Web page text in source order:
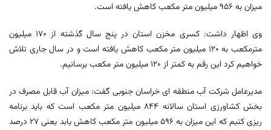
میزان به ۹۵۶ میلیون متر مکعب کاهش یافته است.
وی اظهار داشت: کسری مخزن استان در پنج سال گذشته از ۱۷۰ میلیون
مترمکعب به ۱۲۰ میلیون متر مکعب کاهش یافته است و در سال جاری تلاش
خواهیم کرد این رقم به کمتر از ۱۲۰ میلیون متر مکعب برسانیم.
مدیرعامل شرکت آب منطقه ای خراسان جنوبی گفت: میزان آب قابل مصرف در
بخش کشاورزی استان سالانه ۸۴۴ میلیون متر مکعب است که باید برنامه
ریزی کنیم که این میزان به ۵۹۶ میلیون متر مکعب کاهش یابد یعنی ۲۷ درصد